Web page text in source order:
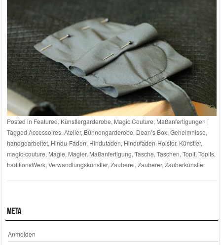
Posted in Featured, Künstlergarderobe, Magic Couture, Maßanfertigungen |
Tagged Accessoires, Atelier, Bühnengarderobe, Dean’s Box, Geheimnisse,
handgearbeitet, Hindu-Faden, Hindufaden, Hindufaden-Holster, Künstler,
magic-couture, Magie, Magier, Maßanfertigung, Tasche, Taschen, Topit, Topits,
traditionsWerk, Verwandlungskünstler, Zauberei, Zauberer, Zauberkünstler
Meta
Anmelden